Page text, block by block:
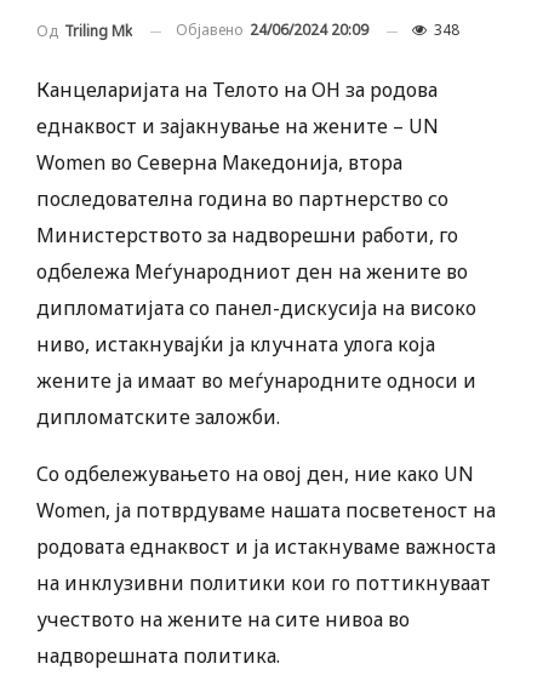
Од Triling Mk Објавено 24/06/2024 20:09 348
Канцеларијата на Телото на ОН за родова
еднаквост и зајакнување на жените – UN
Women во Северна Македонија, втора
последователна година во партнерство со
Министерството за надворешни работи, го
одбележа Меѓународниот ден на жените во
дипломатијата со панел-дискусија на високо
ниво, истакнувајќи ја клучната улога која
жените ја имаат во меѓународните односи и
дипломатските заложби.
Со одбележувањето на овој ден, ние како UN
Women, ја потврдуваме нашата посветеност на
родовата еднаквост и ја истакнуваме важноста
на инклузивни политики кои го поттикнуваат
учеството на жените на сите нивоа во
надворешната политика.